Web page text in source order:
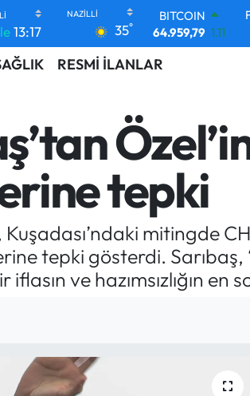
13:17 35°
64.959,79 1.11
DOLAR
0.38
GRAM ALTIN
6660.55
BİST100
13.779 -14
RESMİ İLANLAR
tepki
mitingde
tepki gösterdi. Sarıbaş,
ve hazımsızlığın en